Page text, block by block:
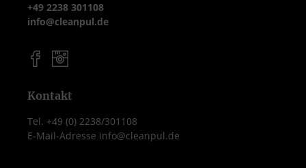
gelistet und gemäß EN 1500, EN 12791, EN
13727, EN 14476 geprüft Hautfreundlich
Angenehm im Geruch und schnell
Anwendungsbereiche Hygienische und
Einsatz in Kliniken, Arztpraxen,
Pflegeheimen und Laboren Geeignet für
+49 2238 301108
info@cleanpul.de
Kontakt
Tel. +49 (0) 2238/301108
E-Mail-Adresse info@cleanpul.de